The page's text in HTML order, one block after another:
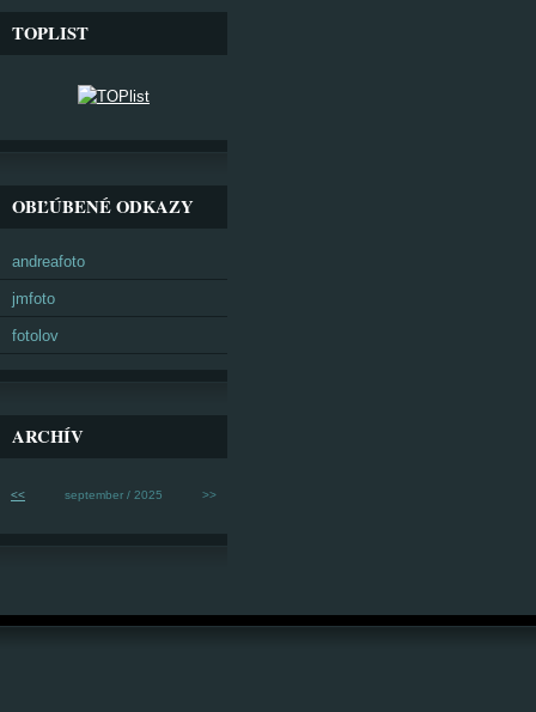
TOPLIST
OBĽÚBENÉ ODKAZY
andreafoto
jmfoto
fotolov
ARCHÍV
<< september / 2025 >>